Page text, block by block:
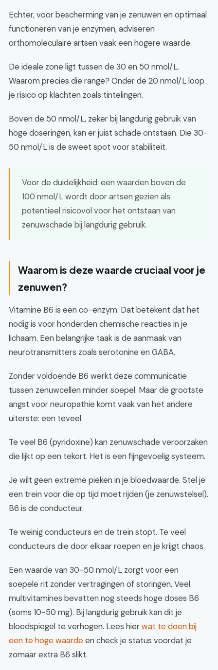
Echter, voor bescherming van je zenuwen en optimaal
functioneren van je enzymen, adviseren
orthomoleculaire artsen vaak een hogere waarde.
De ideale zone ligt tussen de 30 en 50 nmol/L.
Waarom precies die range? Onder de 20 nmol/L loop
je risico op klachten zoals tintelingen.
Boven de 50 nmol/L, zeker bij langdurig gebruik van
hoge doseringen, kan er juist schade ontstaan. Die 30-
50 nmol/L is de sweet spot voor stabiliteit.
Voor de duidelijkheid: een waarden boven de
100 nmol/L wordt door artsen gezien als
potentieel risicovol voor het ontstaan van
zenuwschade bij langdurig gebruik.
Waarom is deze waarde cruciaal voor je
zenuwen?
Vitamine B6 is een co-enzym. Dat betekent dat het
nodig is voor honderden chemische reacties in je
lichaam. Een belangrijke taak is de aanmaak van
neurotransmitters zoals serotonine en GABA.
Zonder voldoende B6 werkt deze communicatie
tussen zenuwcellen minder soepel. Maar de grootste
angst voor neuropathie komt vaak van het andere
uiterste: een teveel.
Te veel B6 (pyridoxine) kan zenuwschade veroorzaken
die lijkt op een tekort. Het is een fijngevoelig systeem.
Je wilt geen extreme pieken in je bloedwaarde. Stel je
een trein voor die op tijd moet rijden (je zenuwstelsel).
B6 is de conducteur.
Te weinig conducteurs en de trein stopt. Te veel
conducteurs die door elkaar roepen en je krijgt chaos.
Een waarde van 30-50 nmol/L zorgt voor een
soepele rit zonder vertragingen of storingen. Veel
multivitamines bevatten nog steeds hoge doses B6
(soms 10-50 mg). Bij langdurig gebruik kan dit je
bloedspiegel te verhogen. Lees hierwat te doen bij
een te hoge waardeen check je status voordat je
zomaar extra B6 slikt.